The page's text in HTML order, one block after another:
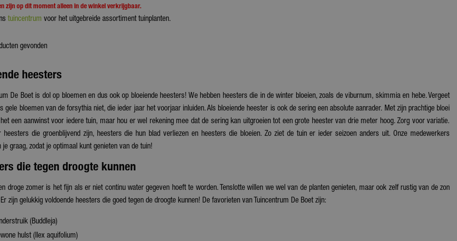
zijn op dit moment alleen in de winkel verkrijgbaar.
tuincentrum voor het uitgebreide assortiment tuinplanten.
gevonden
heesters
De Boet is dol op bloemen en dus ook op bloeiende heesters! We hebben heesters die in de winter bloeien, zoals de viburnum, skimmia en hebe. Vergeet
gele bloemen van de forsythia niet, die ieder jaar het voorjaar inluiden. Als bloeiende heester is ook de sering een absolute aanrader. Met zijn prachtige bloei
een aanwinst voor iedere tuin, maar hou er wel rekening mee dat de sering kan uitgroeien tot een grote heester van drie meter hoog. Zorg voor variatie.
heesters die groenblijvend zijn, heesters die hun blad verliezen en heesters die bloeien. Zo ziet de tuin er ieder seizoen anders uit. Onze medewerkers
je graag, zodat je optimaal kunt genieten van de tuin!
die tegen droogte kunnen
droge zomer is het fijn als er niet continu water gegeven hoeft te worden. Tenslotte willen we wel van de planten genieten, maar ook zelf rustig van de zon
zijn gelukkig voldoende heesters die goed tegen de droogte kunnen! De favorieten van Tuincentrum De Boet zijn:
(Buddleja)
hulst (Ilex aquifolium)